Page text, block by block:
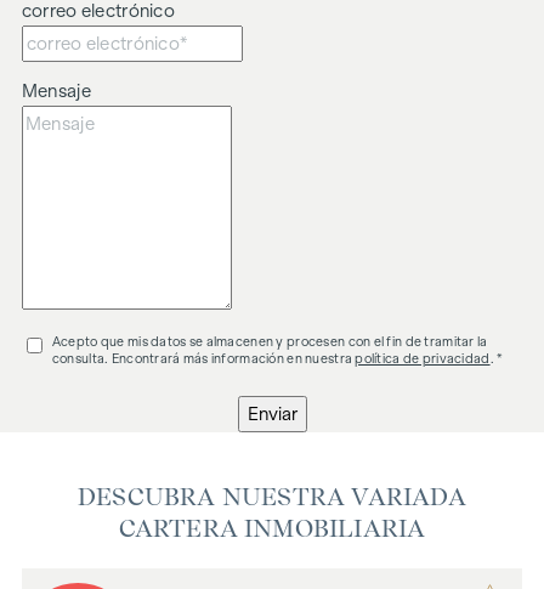
correo electrónico
Mensaje
Acepto que mis datos se almacenen y procesen con el fin de tramitar la
consulta. Encontrará más información en nuestrapolítica de privacidad . *
Enviar
DESCUBRA NUESTRA VARIADA
CARTERA INMOBILIARIA